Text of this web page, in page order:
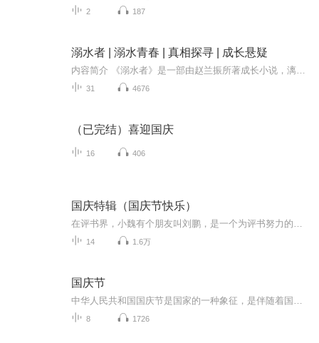
2 187
溺水者 | 溺水青春 | 真相探寻 | 成长悬疑
31 4676
（已完结）喜迎国庆
16 406
国庆特辑（国庆节快乐）
14 1.6万
国庆节
8 1726